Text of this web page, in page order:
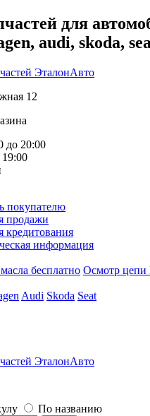
для
audi, skoda,
12
до 20:00
19:00
покупателю
продажи
кредитования
информация
бесплатно Осмотр
Audi Skoda Seat
По названию